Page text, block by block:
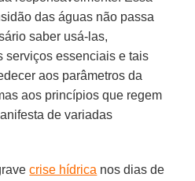
das águas não passa
saber usá-las,
serviços essenciais e tais
aos parâmetros da
aos princípios que regem
de variadas
crise hídrica nos dias de